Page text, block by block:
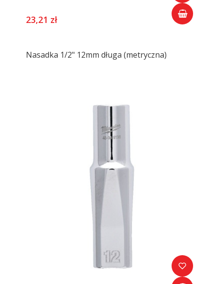
23,21 zł
Nasadka 1/2" 12mm długa (metryczna)